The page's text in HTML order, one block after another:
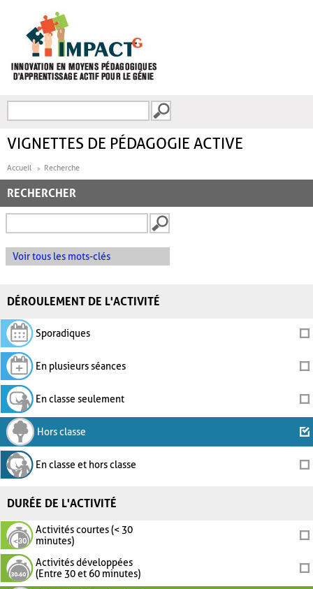
FORMULAIRE DE
VIGNETTES DE PÉDAGOGIE ACTIVE
Accueil Recherche
RECHERCHER
Voir tous les mots-clés
DÉROULEMENT DE L'ACTIVITÉ
Sporadiques
En plusieurs séances
En classe seulement
Hors classe
En classe et hors classe
DURÉE DE L'ACTIVITÉ
Activités courtes (< 30
minutes)
Activités développées
(Entre 30 et 60 minutes)